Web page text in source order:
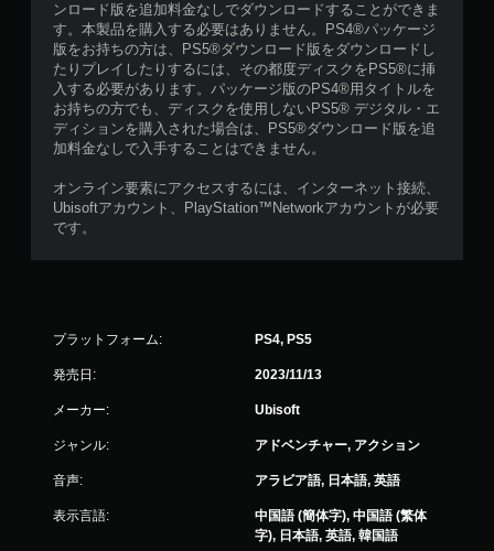
ンロード版を追加料金なしでダウンロードすることができま
す。本製品を購入する必要はありません。PS4®パッケージ
版をお持ちの方は、PS5®ダウンロード版をダウンロードし
たりプレイしたりするには、その都度ディスクをPS5®に挿
入する必要があります。パッケージ版のPS4®用タイトルを
お持ちの方でも、ディスクを使用しないPS5® デジタル・エ
ディションを購入された場合は、PS5®ダウンロード版を追
加料金なしで入手することはできません。
オンライン要素にアクセスするには、インターネット接続、
Ubisoftアカウント、PlayStation™Networkアカウントが必要
です。
プラットフォーム: PS4, PS5
発売日: 2023/11/13
メーカー: Ubisoft
ジャンル: アドベンチャー, アクション
音声: アラビア語, 日本語, 英語
表示言語:
中国語 (簡体字), 中国語 (繁体
字), 日本語, 英語, 韓国語